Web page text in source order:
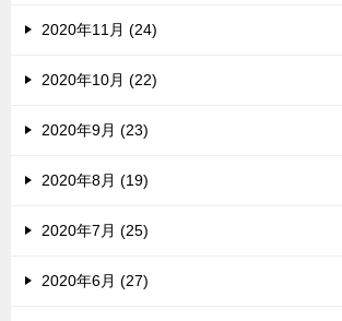
2020年11月 (24)
2020年10月 (22)
2020年9月 (23)
2020年8月 (19)
2020年7月 (25)
2020年6月 (27)